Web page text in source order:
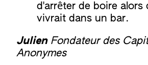
d'arrêter de boire alors
vivrait dans un bar.
JulienFondateur des
Anonymes